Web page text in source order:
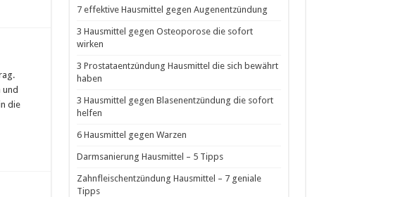
und
die
7 effektive Hausmittel gegen Augenentzündung
3 Hausmittel gegen Osteoporose die sofort
wirken
3 Prostataentzündung Hausmittel die sich bewährt
haben
3 Hausmittel gegen Blasenentzündung die sofort
helfen
6 Hausmittel gegen Warzen
Darmsanierung Hausmittel – 5 Tipps
Zahnfleischentzündung Hausmittel – 7 geniale
Tipps